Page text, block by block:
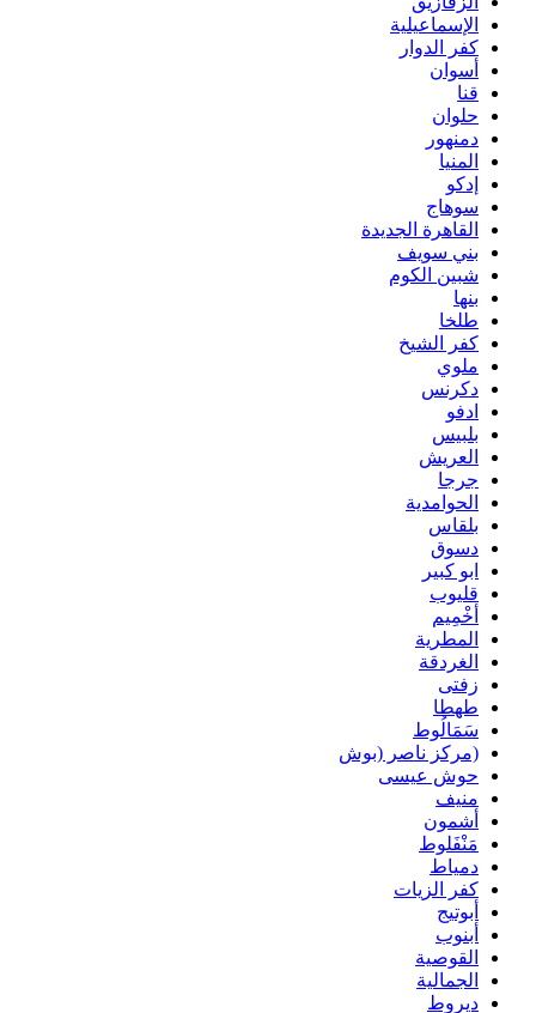
الإسماعيلية
كفر الدوار
أسوان
قنا
حلوان
دمنهور
المنيا
إدكو
سوهاج
القاهرة الجديدة
بني سويف
شبين الكوم
بنها
طلخا
كفر الشيخ
ملوي
دكرنس
ادفو
بلبيس
العريش
جرجا
الحوامدية
بلقاس
دسوق
ابو كبير
قليوب
أخْمِيم
المطرية
الغردقة
زفتى
طهطا
سَمَالُوط
(مركز ناصر (بوش
حوش عيسى
منيف
أشمون
مَنْفَلوط
دمياط
كفر الزيات
أبوتيج
أبنوب
القوصية
الجمالية
ديروط